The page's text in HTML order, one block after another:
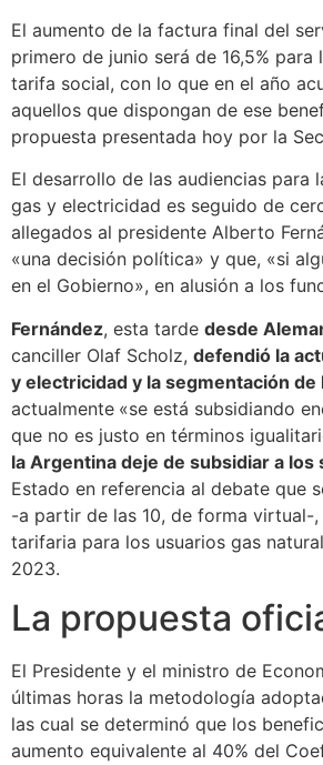
El aumento de la factura final del
primero de junio será de 16,5%
tarifa social, con lo que en el año
aquellos que dispongan de ese
propuesta presentada hoy por la
El desarrollo de las audiencias
gas y electricidad es seguido de
allegados al presidente Alberto
«una decisión política» y que, «si
en el Gobierno», en alusión a los
Fernández, esta tarde desde
canciller Olaf Scholz, defendió la
y electricidad y la segmentación de
actualmente «se está subsidiando
que no es justo en términos
la Argentina deje de subsidiar a
Estado en referencia al debate que
-a partir de las 10, de forma virtual-
tarifaria para los usuarios gas
2023.
La propuesta
El Presidente y el ministro de
últimas horas la metodología
las cual se determinó que los
aumento equivalente al 40% del